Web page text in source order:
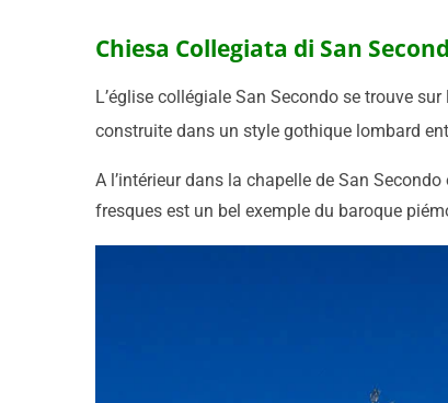
Chiesa Collegiata di San
L’église collégiale San Secondo se trouve
construite dans un style gothique lombard
A l’intérieur dans la chapelle de San
fresques est un bel exemple du baroque